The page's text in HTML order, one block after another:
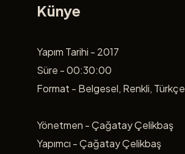
Künye
Yapım Tarihi - 2017
Süre - 00:30:00
Format - Belgesel, Renkli, Türkçe
Yönetmen - Çağatay Çelikbaş
Yapımcı - Çağatay Çelikbaş